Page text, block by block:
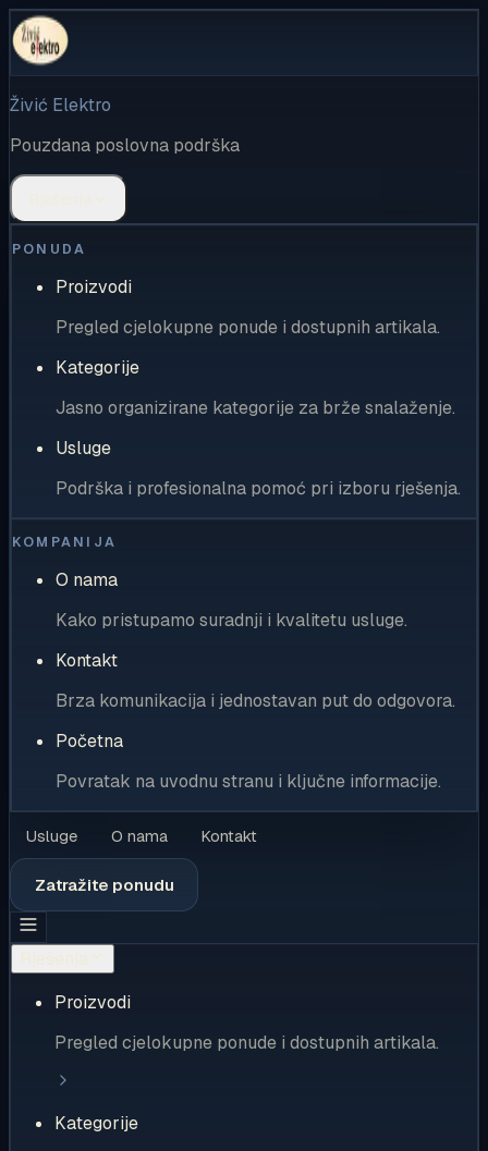
Živić Elektro
Pouzdana poslovna podrška
PONUDA
Proizvodi
Pregled cjelokupne ponude i dostupnih artikala.
Kategorije
Jasno organizirane kategorije za brže snalaženje.
Usluge
Podrška i profesionalna pomoć pri izboru rješenja.
KOMPANIJA
O nama
Kako pristupamo suradnji i kvalitetu usluge.
Kontakt
Brza komunikacija i jednostavan put do odgovora.
Početna
Povratak na uvodnu stranu i ključne informacije.
Usluge O nama Kontakt
Zatražite ponudu
Proizvodi
Pregled cjelokupne ponude i dostupnih artikala.
Kategorije